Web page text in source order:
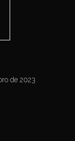
de 2023